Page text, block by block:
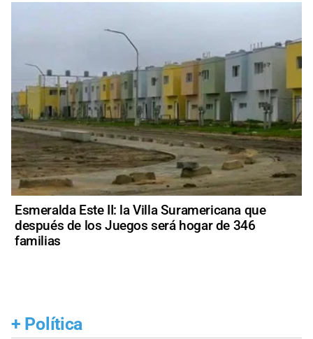
Esmeralda Este II: la Villa Suramericana que
después de los Juegos será hogar de 346
familias
+ Política